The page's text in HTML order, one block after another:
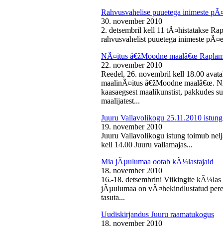
Rahvusvahelise puuetega inimeste
30. november 2010
2. detsembril kell 11 tÃ¤histatakse
rahvusvahelist puuetega inimeste
NÃ¤itus â€žMoodne maalâ€œ
22. november 2010
Reedel, 26. novembril kell 18.00
maalinÃ¤itus â€žMoodne maalâ€œ.
kaasaegsest maalikunstist, pakkudes
maalijatest...
Juuru Vallavolikogu 25.11.2010 istung
19. november 2010
Juuru Vallavolikogu istung toimub
kell 14.00 Juuru vallamajas...
Mia jÃµulumaa ootab kÃ¼lastajaid
18. november 2010
16.-18. detsembrini Viikingite
jÃµulumaa on vÃ¤hekindlustatud
tasuta...
Uudiskirjandus Juuru raamatukogus
18. november 2010